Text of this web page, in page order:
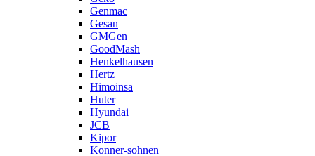
Genmac
Gesan
GMGen
GoodMash
Henkelhausen
Hertz
Himoinsa
Huter
Hyundai
JCB
Kipor
Konner-sohnen